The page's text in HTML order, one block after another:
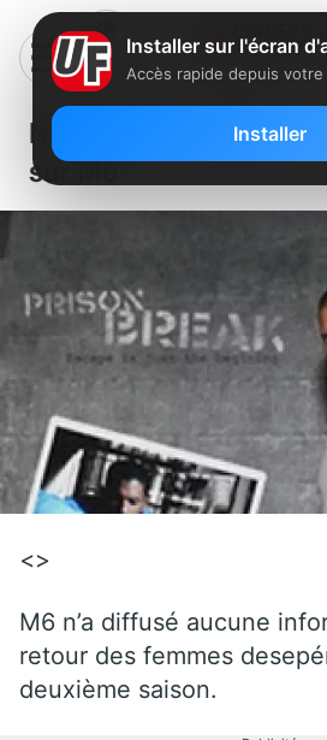
Numbers et Prison
sur M6
<>
M6 n’a diffusé aucune
retour des femmes
deuxième saison.
Installer sur l'écran
Accès rapide depuis
Installer